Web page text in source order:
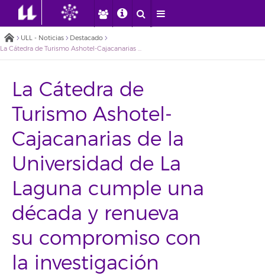
ULL - Noticias
Destacado
La Cátedra de Turismo Ashotel-Cajacanarias de la Universidad de La Laguna cumple una década y renueva su compromiso con la investigación
La Cátedra de
Turismo Ashotel-
Cajacanarias de la
Universidad de La
Laguna cumple una
década y renueva
su compromiso con
la investigación